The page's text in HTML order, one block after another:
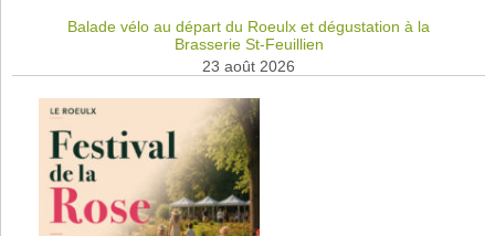
Balade vélo au départ du Roeulx et dégustation à la
Brasserie St-Feuillien
23 août 2026